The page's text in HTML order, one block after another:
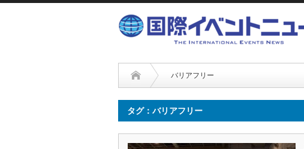
バリアフリー
タグ：バリアフリー